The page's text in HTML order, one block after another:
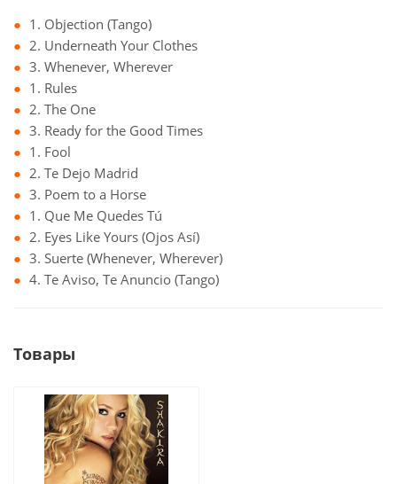
1. Objection (Tango)
2. Underneath Your Clothes
3. Whenever, Wherever
1. Rules
2. The One
3. Ready for the Good Times
1. Fool
2. Te Dejo Madrid
3. Poem to a Horse
1. Que Me Quedes Tú
2. Eyes Like Yours (Ojos Así)
3. Suerte (Whenever, Wherever)
4. Te Aviso, Te Anuncio (Tango)
Товары